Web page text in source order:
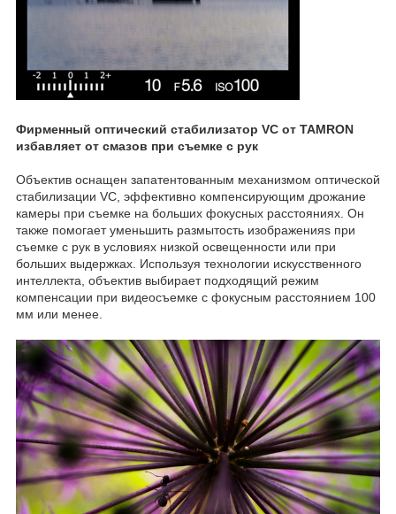
Фирменный оптический стабилизатор VC от TAMRON
избавляет от смазов при съемке с рук
Объектив оснащен запатентованным механизмом оптической
стабилизации VC, эффективно компенсирующим дрожание
камеры при съемке на больших фокусных расстояниях. Он
также помогает уменьшить размытость изображенияs при
съемке с рук в условиях низкой освещенности или при
больших выдержках. Используя технологии искусственного
интеллекта, объектив выбирает подходящий режим
компенсации при видеосъемке с фокусным расстоянием 100
мм или менее.